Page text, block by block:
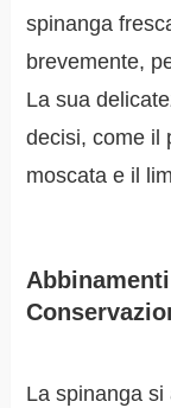
spinanga
brevemente,
La sua
decisi, come il
moscata e il
La spinanga